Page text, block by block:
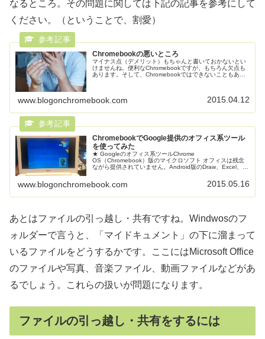
なるところ。その問題に関しては下記の記事を参考にして
ください。（ということで、割愛）
Chromebookの悪いところ
マイナス点（デメリット）もちゃんと書いておかないとい
けませんね。便利なChromebookですが、もちろん欠点も
あります。そして、Chromebookではできないこともあり
www.blogonchromebook.com 2015.04.12
ChromebookでGoogle提供のオフィス系ツール
を使ってみた
★ Googleのオフィス系ツールChrome
OS（Chromebook）版のマイクロソフト オフィスは残念
ながら提供されていません。Android版のDraw、Excel、
www.blogonchromebook.com 2015.05.16
あとはファイルの引っ越し・共有ですね。Windwosのフ
ォルダーで言うと、「マイドキュメント」の下に溜まって
いるファイルをどうするかです。ここにはMicrosoft Office
のファイルや写真、音楽ファイル、動画ファイルなどがあ
るでしょう。これらの扱いが問題になります。
ファイルの引っ越し・共有をするには